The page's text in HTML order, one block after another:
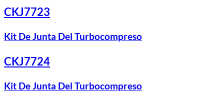
CKJ7723
Kit De Junta Del Turbocompreso
CKJ7724
Kit De Junta Del Turbocompreso